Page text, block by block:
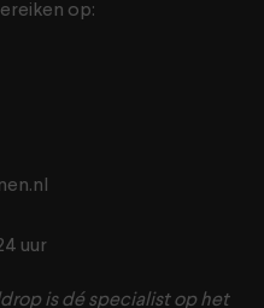
op:
uur
is dé specialist op het